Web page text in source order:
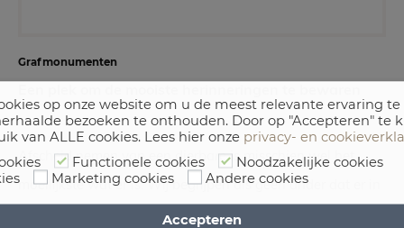
Grafmonumenten
Afscheid nemen van een dierbare is misschien wel het
moeilijkste wat er is. Wij begrijpen als geen ander dat er in
deze verdrietige periode veel op u afkomt. Toch kan het
op onze website om u de meest relevante ervaring
bezoeken te onthouden. Door op "Accepteren" te
van ALLE cookies. Lees hier onze privacy- en
Functionele cookies
Noodzakelijke cookies
Marketing cookies Andere cookies
Accepteren